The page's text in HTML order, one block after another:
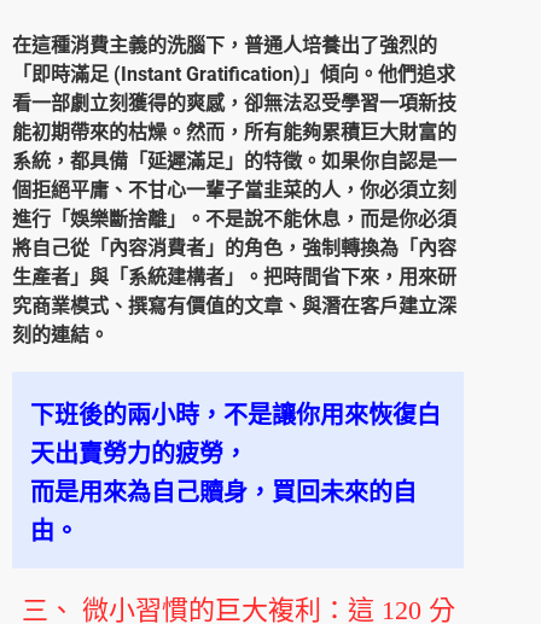
在這種消費主義的洗腦下，普通人培養出了強烈的
「即時滿足 (Instant Gratification)」傾向。他們追求
看一部劇立刻獲得的爽感，卻無法忍受學習一項新技
能初期帶來的枯燥。然而，所有能夠累積巨大財富的
系統，都具備「延遲滿足」的特徵。如果你自認是一
個拒絕平庸、不甘心一輩子當韭菜的人，你必須立刻
進行「娛樂斷捨離」。不是說不能休息，而是你必須
將自己從「內容消費者」的角色，強制轉換為「內容
生產者」與「系統建構者」。把時間省下來，用來研
究商業模式、撰寫有價值的文章、與潛在客戶建立深
刻的連結。
下班後的兩小時，不是讓你用來恢復白
天出賣勞力的疲勞，
而是用來為自己贖身，買回未來的自
由。
三、 微小習慣的巨大複利：這 120 分